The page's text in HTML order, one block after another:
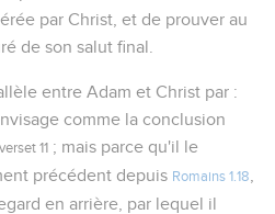
par Christ, et de prouver au
de son salut final.
entre Adam et Christ par :
comme la conclusion
verset 11 ; mais parce qu'il le
précédent depuis Romains 1.18
en arrière, par lequel il